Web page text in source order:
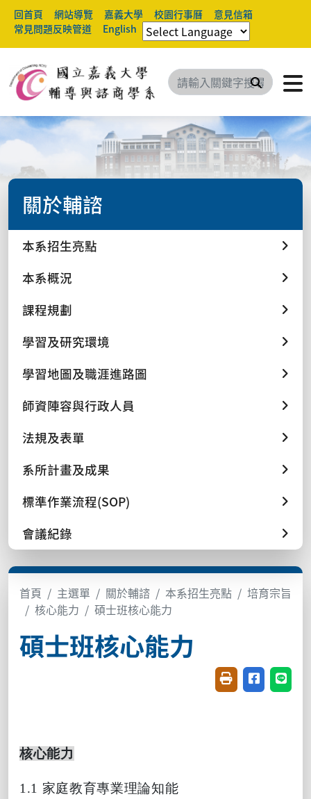
回首頁 網站導覽 嘉義大學 校園行事曆
意見信箱
常見問題反映管道
English
搜尋
關於輔諮
本系招生亮點
本系概況
課程規劃
學習及研究環境
學習地圖及職涯進路圖
師資陣容與行政人員
法規及表單
系所計畫及成果
標準作業流程(SOP)
會議紀錄
首頁 主選單 關於輔諮 本系招生亮點
培育宗旨
核心能力
碩士班核心能力
碩士班核心能力
友善列印(開新視
分享至臉書
分享
核心能力
1.1 家庭教育專業理論知能